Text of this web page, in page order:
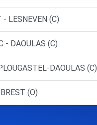
LESNEVEN (C)
- DAOULAS (C)
DAOULAS (C)
(O)